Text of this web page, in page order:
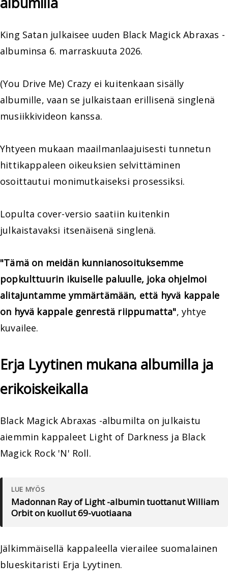
King Satan julkaisee uuden Black Magick Abraxas -
albuminsa 6. marraskuuta 2026.
(You Drive Me) Crazy ei kuitenkaan sisälly
albumille, vaan se julkaistaan erillisenä singlenä
musiikkivideon kanssa.
Yhtyeen mukaan maailmanlaajuisesti tunnetun
hittikappaleen oikeuksien selvittäminen
osoittautui monimutkaiseksi prosessiksi.
Lopulta cover-versio saatiin kuitenkin
julkaistavaksi itsenäisenä singlenä.
"Tämä on meidän kunnianosoituksemme
popkulttuurin ikuiselle paluulle, joka ohjelmoi
alitajuntamme ymmärtämään, että hyvä kappale
on hyvä kappale genrestä riippumatta", yhtye
kuvailee.
Erja Lyytinen mukana albumilla ja
erikoiskeikalla
Black Magick Abraxas -albumilta on julkaistu
aiemmin kappaleet Light of Darkness ja Black
Magick Rock 'N' Roll.
LUE MYÖS
Madonnan Ray of Light -albumin tuottanut William
Orbit on kuollut 69-vuotiaana
Jälkimmäisellä kappaleella vierailee suomalainen
blueskitaristi Erja Lyytinen.